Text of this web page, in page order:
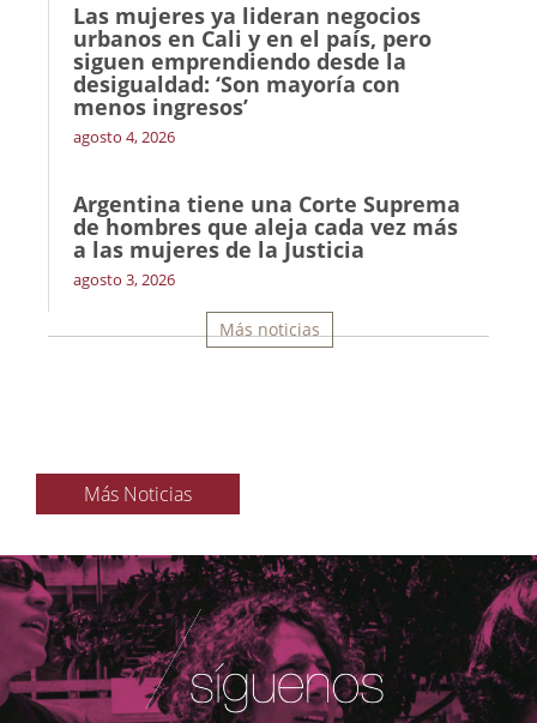
Las mujeres ya lideran negocios
urbanos en Cali y en el país, pero
siguen emprendiendo desde la
desigualdad: ‘Son mayoría con
menos ingresos’
agosto 4, 2026
Argentina tiene una Corte Suprema
de hombres que aleja cada vez más
a las mujeres de la Justicia
agosto 3, 2026
Más noticias
Más Noticias